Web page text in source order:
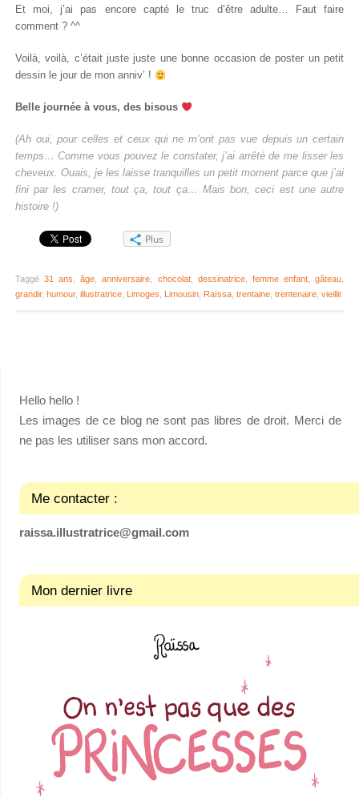
Et moi, j’ai pas encore capté le truc d’être adulte… Faut faire
comment ? ^^
Voilà, voilà, c’était juste juste une bonne occasion de poster un petit
dessin le jour de mon anniv’ !
Belle journée à vous, des bisous
(Ah oui, pour celles et ceux qui ne m’ont pas vue depuis un certain
temps… Comme vous pouvez le constater, j’ai arrêté de me lisser les
cheveux. Ouais, je les laisse tranquilles un petit moment parce que j’ai
fini par les cramer, tout ça, tout ça… Mais bon, ceci est une autre
histoire !)
Plus
Taggé31 ans ,âge ,anniversaire chocolat, dessinatrice, femme enfant ,gâteau
grandir, humour, illustratrice, Limoges Limousin, Raïssa, trentaine, trentenaire, vieillir
Hello hello !
Les images de ce blog ne sont pas libres de droit. Merci de
ne pas les utiliser sans mon accord.
Me contacter :
raissa.illustratrice@gmail.com
Mon dernier livre